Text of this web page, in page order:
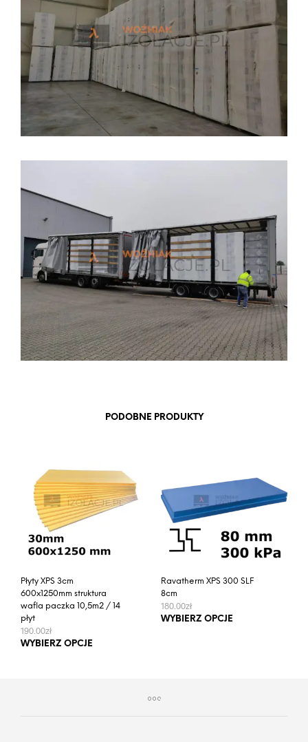
PODOBNE PRODUKTY
Płyty XPS 3cm
600x1250mm struktura
wafla paczka 10,5m2 / 14
płyt
190.00zł
WYBIERZ OPCJE
wariantów.
Ravatherm XPS 300 SLF
8cm
180.00zł
WYBIERZ OPCJE